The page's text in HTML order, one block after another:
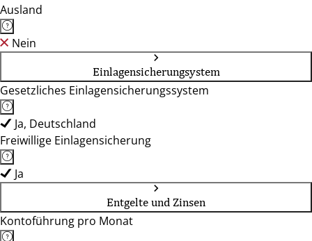
Ausland
Nein
Einlagensicherungsystem
Gesetzliches Einlagensicherungssystem
Ja, Deutschland
Freiwillige Einlagensicherung
Ja
Entgelte und Zinsen
Kontoführung pro Monat